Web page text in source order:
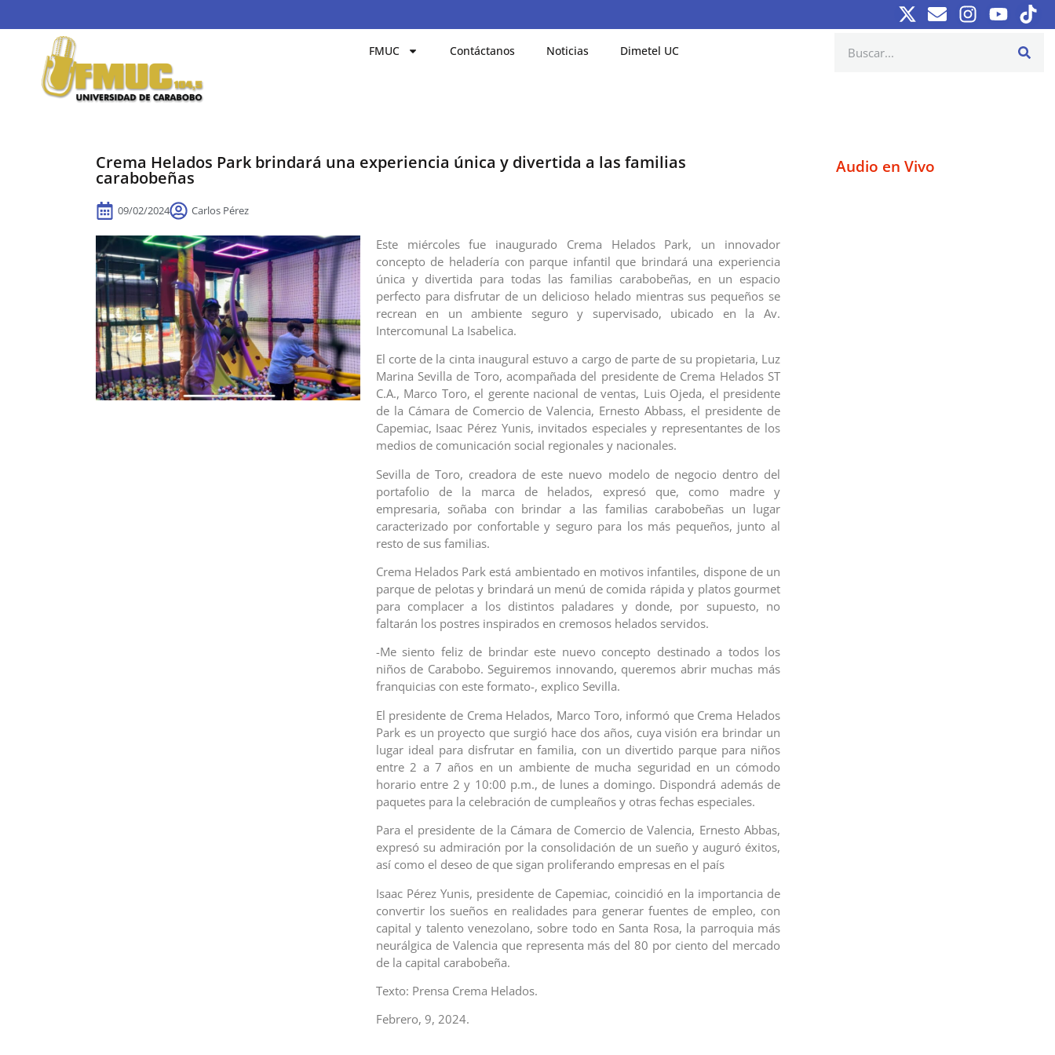
FMUC Contáctanos Noticias Dimetel UC
Crema Helados Park brindará una experiencia única y divertida a las familias
carabobeñas
09/02/2024 Carlos Pérez
Este miércoles fue inaugurado Crema Helados Park, un innovador
concepto de heladería con parque infantil que brindará una experiencia
única y divertida para todas las familias carabobeñas, en un espacio
perfecto para disfrutar de un delicioso helado mientras sus pequeños se
recrean en un ambiente seguro y supervisado, ubicado en la Av.
Intercomunal La Isabelica.
El corte de la cinta inaugural estuvo a cargo de parte de su propietaria, Luz
Marina Sevilla de Toro, acompañada del presidente de Crema Helados ST
C.A., Marco Toro, el gerente nacional de ventas, Luis Ojeda, el presidente
de la Cámara de Comercio de Valencia, Ernesto Abbass, el presidente de
Capemiac, Isaac Pérez Yunis, invitados especiales y representantes de los
medios de comunicación social regionales y nacionales.
Sevilla de Toro, creadora de este nuevo modelo de negocio dentro del
portafolio de la marca de helados, expresó que, como madre y
empresaria, soñaba con brindar a las familias carabobeñas un lugar
caracterizado por confortable y seguro para los más pequeños, junto al
resto de sus familias.
Crema Helados Park está ambientado en motivos infantiles, dispone de un
parque de pelotas y brindará un menú de comida rápida y platos gourmet
para complacer a los distintos paladares y donde, por supuesto, no
faltarán los postres inspirados en cremosos helados servidos.
-Me siento feliz de brindar este nuevo concepto destinado a todos los
niños de Carabobo. Seguiremos innovando, queremos abrir muchas más
franquicias con este formato-, explico Sevilla.
El presidente de Crema Helados, Marco Toro, informó que Crema Helados
Park es un proyecto que surgió hace dos años, cuya visión era brindar un
lugar ideal para disfrutar en familia, con un divertido parque para niños
entre 2 a 7 años en un ambiente de mucha seguridad en un cómodo
horario entre 2 y 10:00 p.m., de lunes a domingo. Dispondrá además de
paquetes para la celebración de cumpleaños y otras fechas especiales.
Para el presidente de la Cámara de Comercio de Valencia, Ernesto Abbas,
expresó su admiración por la consolidación de un sueño y auguró éxitos,
así como el deseo de que sigan proliferando empresas en el país
Isaac Pérez Yunis, presidente de Capemiac, coincidió en la importancia de
convertir los sueños en realidades para generar fuentes de empleo, con
capital y talento venezolano, sobre todo en Santa Rosa, la parroquia más
neurálgica de Valencia que representa más del 80 por ciento del mercado
de la capital carabobeña.
Texto: Prensa Crema Helados.
Febrero, 9, 2024.
Audio en Vivo